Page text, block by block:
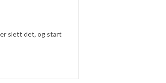
slett det, og start